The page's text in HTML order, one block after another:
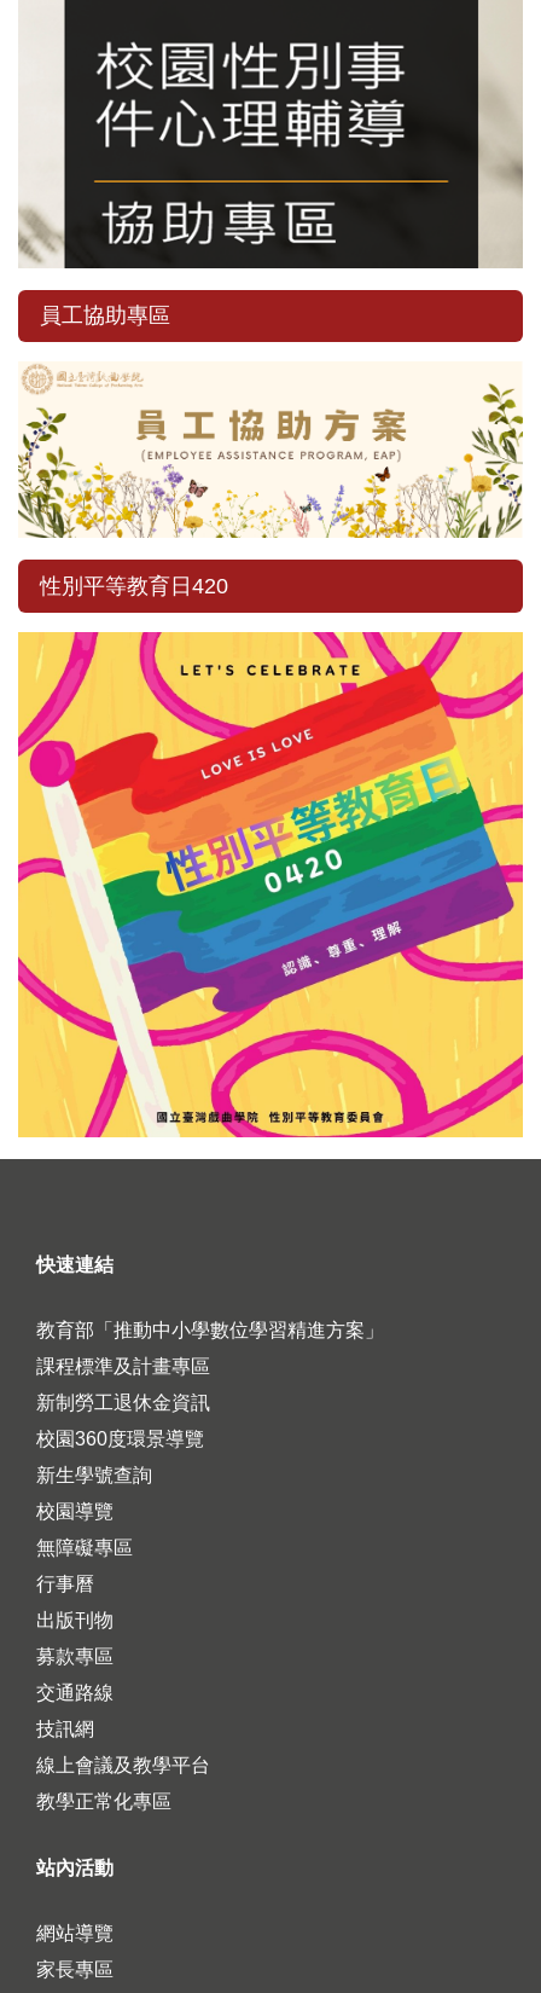
員工協助專區
性別平等教育日420
快速連結
教育部「推動中小學數位學習精進方案」
課程標準及計畫專區
新制勞工退休金資訊
校園360度環景導覽
新生學號查詢
校園導覽
無障礙專區
行事曆
出版刊物
募款專區
交通路線
技訊網
線上會議及教學平台
教學正常化專區
站內活動
網站導覽
家長專區